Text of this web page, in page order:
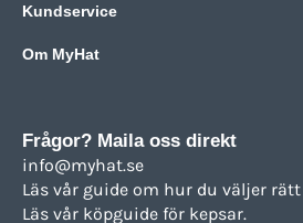
Kundservice
Om MyHat
Frågor? Maila oss direkt
info@myhat.se
Läs vår guide om hur du väljer rätt
Läs vår köpguide för kepsar.